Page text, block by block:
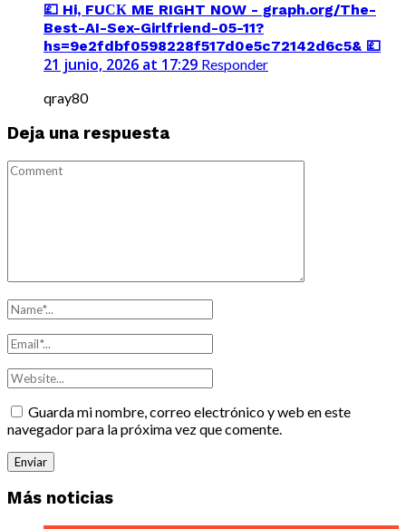
💷 Hi, FUСК ME RIGHT NOW - graph.org/The-
Best-AI-Sex-Girlfriend-05-11?
hs=9e2fdbf0598228f517d0e5c72142d6c5& 💷
21 junio, 2026 at 17:29 Responder
qray80
Deja una respuesta
Guarda mi nombre, correo electrónico y web en este
navegador para la próxima vez que comente.
Más noticias